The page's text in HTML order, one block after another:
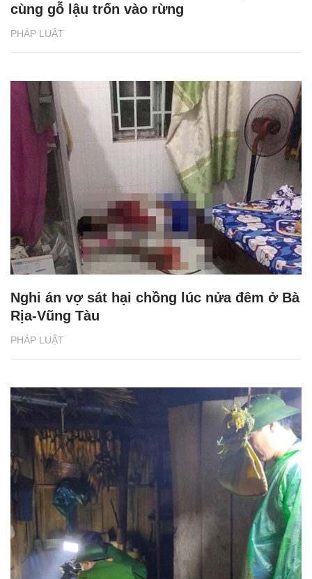
PHÁP LUẬT
cùng gỗ lậu trốn vào rừng
PHÁP LUẬT
Nghi án vợ sát hại chồng lúc nửa đêm ở Bà
Rịa-Vũng Tàu